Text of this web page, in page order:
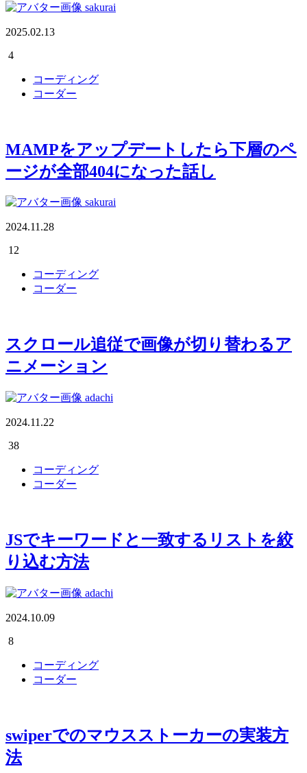
sakurai
2025.02.13
4
コーディング
コーダー
MAMPをアップデートしたら下層のペ
ージが全部404になった話し
sakurai
2024.11.28
12
コーディング
コーダー
スクロール追従で画像が切り替わるア
ニメーション
adachi
2024.11.22
38
コーディング
コーダー
JSでキーワードと一致するリストを絞
り込む方法
adachi
2024.10.09
8
コーディング
コーダー
swiperでのマウスストーカーの実装方
法